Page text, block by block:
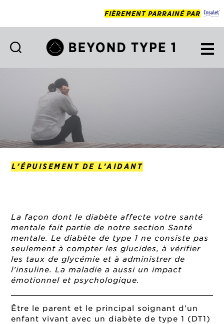
FIÈREMENT PARRAINÉ PAR
L’ÉPUISEMENT DE L’AIDANT
La façon dont le diabète affecte votre santé
mentale fait partie de notre sectionSanté
mentale. Le diabète de type 1 ne consiste pas
seulement à compter les glucides, à vérifier
les taux de glycémie et à administrer de
l’insuline. La maladie a aussi un impact
émotionnel et psychologique.
Être le parent et le principal soignant d’un
enfant vivant avec un diabète de type 1 (DT1)